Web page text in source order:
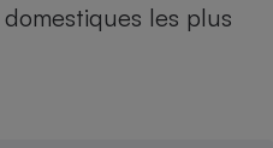
les plus